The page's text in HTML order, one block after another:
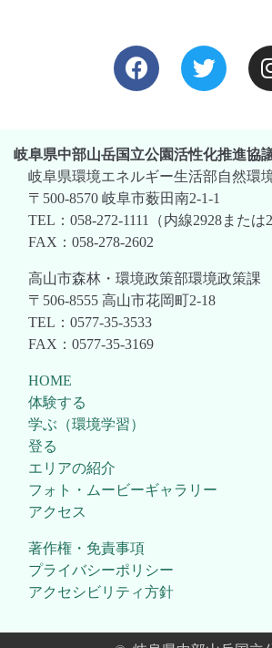
岐阜県中部山岳国立公園活性化推進協
岐阜県環境エネルギー生活部自然環
〒500-8570 岐阜市薮田南2-1-1
TEL：058-272-1111（内線2928または
FAX：058-278-2602
高山市森林・環境政策部環境政策課
〒506-8555 高山市花岡町2-18
TEL：0577-35-3533
FAX：0577-35-3169
HOME
体験する
学ぶ（環境学習）
登る
エリアの紹介
フォト・ムービーギャラリー
アクセス
著作権・免責事項
プライバシーポリシー
アクセシビリティ方針